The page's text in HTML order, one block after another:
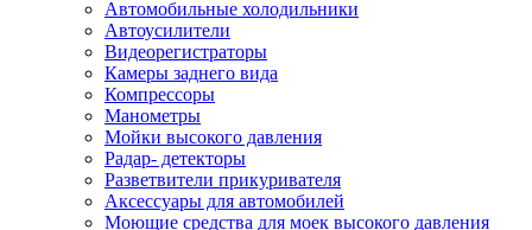
Автомобильные холодильники
Автоусилители
Видеорегистраторы
Камеры заднего вида
Компрессоры
Манометры
Мойки высокого давления
Радар- детекторы
Разветвители прикуривателя
Аксессуары для автомобилей
Моющие средства для моек высокого давления